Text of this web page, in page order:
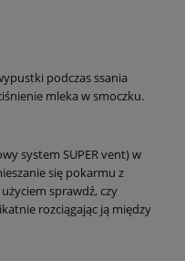
podczas ssania
mleka w smoczku.
system SUPER vent) w
się pokarmu z
sprawdź, czy
rozciągając ją między